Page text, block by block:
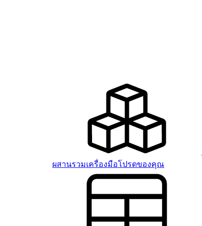
ผสานรวมเครื่องมือโปรดของคุณ